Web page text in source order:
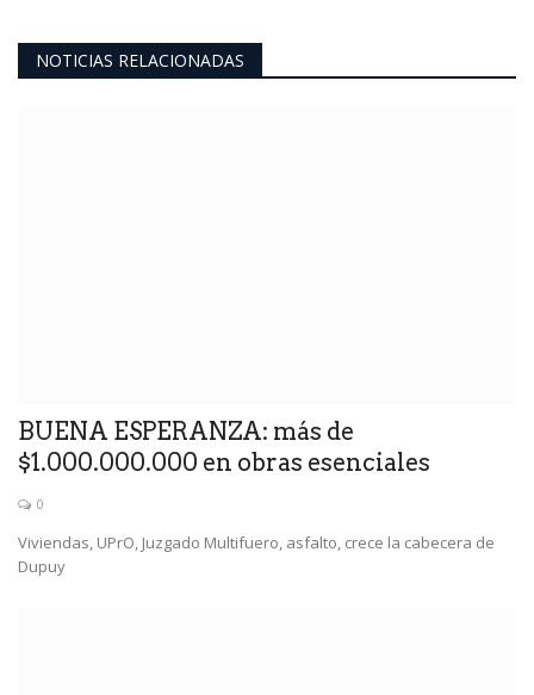
NOTICIAS RELACIONADAS
BUENA ESPERANZA: más de
$1.000.000.000 en obras esenciales
0
Viviendas, UPrO, Juzgado Multifuero, asfalto, crece la cabecera de
Dupuy